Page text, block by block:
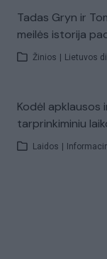
Tadas Gryn ir
meilės istorija
Žinios Lietuvos
Kodėl
tarprinkiminiu
Laidos